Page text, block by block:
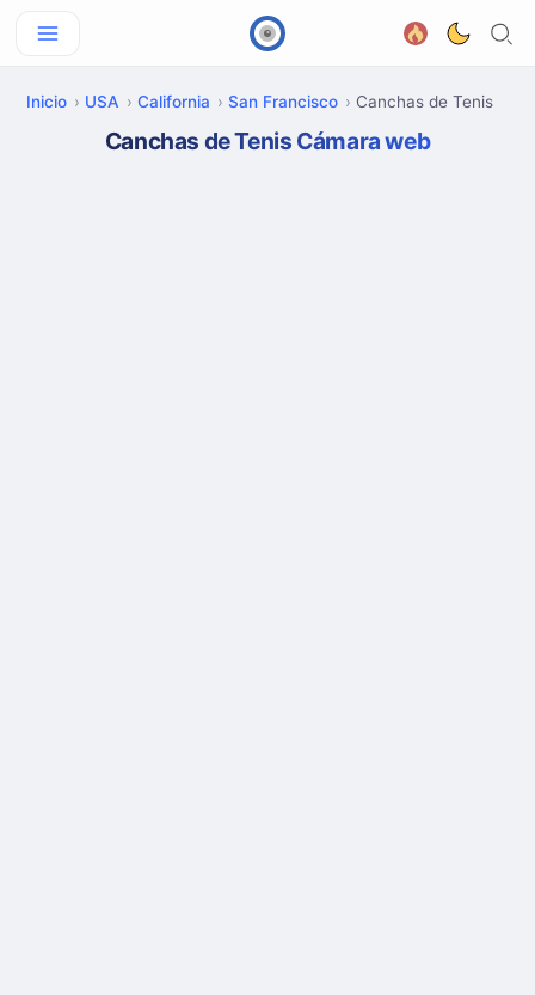
Inicio USA California San Francisco Canchas de Tenis
Canchas de Tenis Cámara web